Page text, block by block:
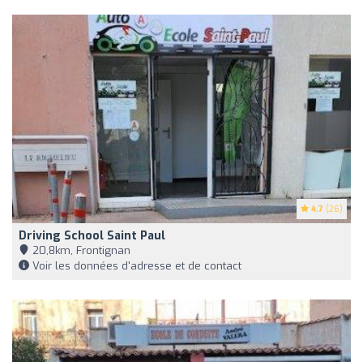
4.7 (26)
Driving School Saint Paul
20,8km, Frontignan
Voir les données d'adresse et de contact